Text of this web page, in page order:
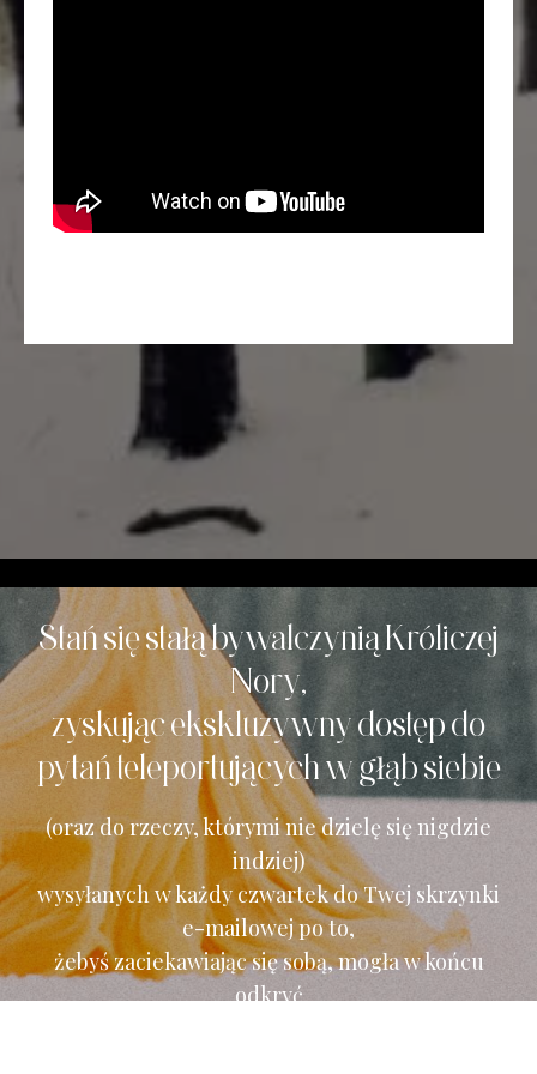
Stań się stałą bywalczynią Króliczej
Nory,
zyskując ekskluzywny dostęp do
pytań teleportujących w głąb siebie
(oraz do rzeczy, którymi nie dzielę się nigdzie
indziej)
wysyłanych w każdy czwartek do Twej skrzynki
e-mailowej po to,
żebyś zaciekawiając się sobą, mogła w końcu
odkryć